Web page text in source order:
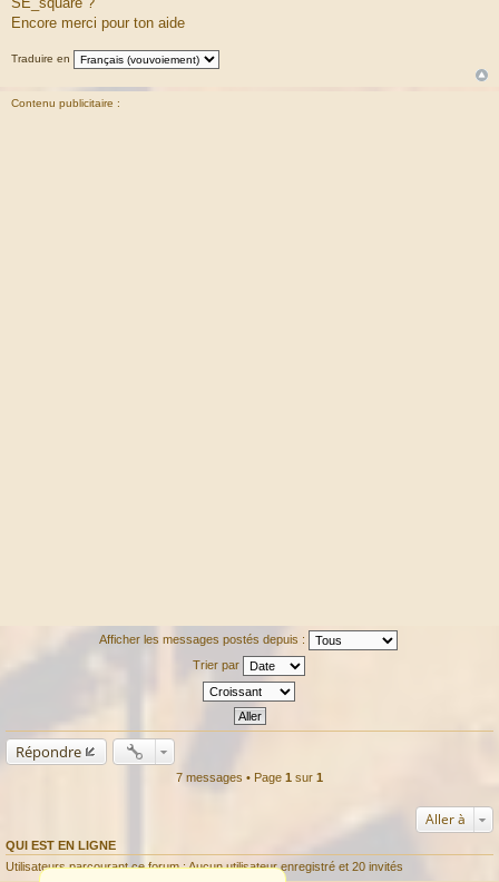
Encore merci pour ton aide
Traduire en
Contenu publicitaire :
Afficher les messages postés depuis :
Trier par
Répondre
7 messages • Page 1 sur 1
Aller à
QUI EST EN LIGNE
Utilisateurs parcourant ce forum : Aucun utilisateur enregistré et 20 invités